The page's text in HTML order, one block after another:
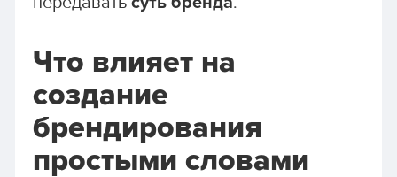
Что влияет на
создание
брендирования
простыми словами